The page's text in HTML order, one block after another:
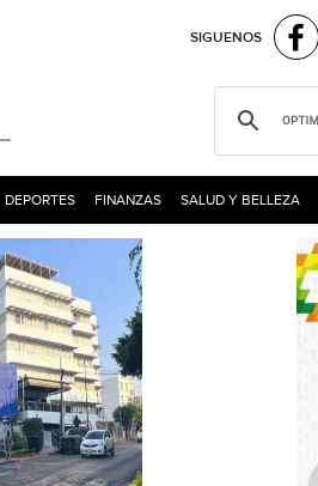
SIGUENOS
DEPORTES FINANZAS SALUD Y BELLEZA